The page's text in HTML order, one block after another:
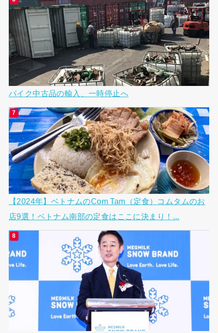
バイク中古品の輸入、一時停止へ
【2024年】ベトナムのCom Tam（定食）コムタムのお
店9選！ベトナム南部の定食はここに決まり！...